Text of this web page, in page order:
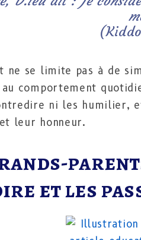
ne se limite pas à de
au comportement
ni les humilier,
leur honneur.
et les